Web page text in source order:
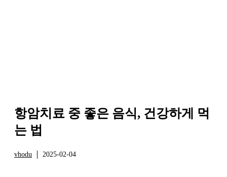
항암치료 중 좋은 음식, 건강하게 먹
는 법
vhodu 2025-02-04